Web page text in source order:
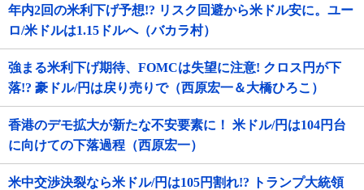
年内2回の米利下げ予想!? リスク回避から米ドル安に。ユー
ロ/米ドルは1.15ドルへ（バカラ村）
強まる米利下げ期待、FOMCは失望に注意! クロス円が下
落!? 豪ドル/円は戻り売りで（西原宏一＆大橋ひろこ）
香港のデモ拡大が新たな不安要素に！ 米ドル/円は104円台
に向けての下落過程（西原宏一）
米中交渉決裂なら米ドル/円は105円割れ!? トランプ大統領